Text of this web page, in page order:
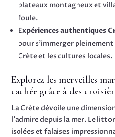
plateaux montagneux et
foule.
Expériences authentiques
pour s’immerger
Crète et les cultures locales.
Explorez les merveilles
cachée grâce à des
La Crète dévoile une
l’admire depuis la mer. Le
isolées et falaises